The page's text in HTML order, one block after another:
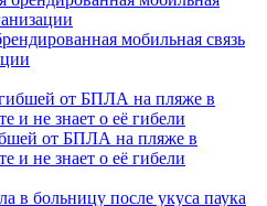
мобильная связь
от БПЛА на пляже в
и не знает о её гибели